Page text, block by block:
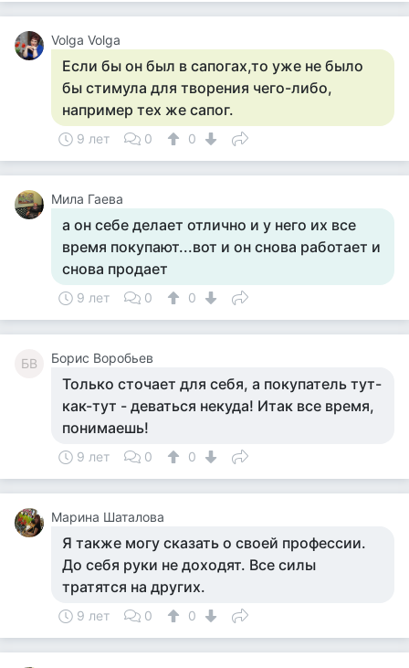
Volga Volga
Если бы он был в сапогах,то уже не было
бы стимула для творения чего-либо,
например тех же сапог.
9 лет 0 0
Мила Гаева
а он себе делает отлично и у него их все
время покупают...вот и он снова работает и
снова продает
9 лет 0 0
БВ Борис Воробьев
Только сточает для себя, а покупатель тут-
как-тут - деваться некуда! Итак все время,
понимаешь!
9 лет 0 0
Марина Шаталова
Я также могу сказать о своей профессии.
До себя руки не доходят. Все силы
тратятся на других.
9 лет 0 0